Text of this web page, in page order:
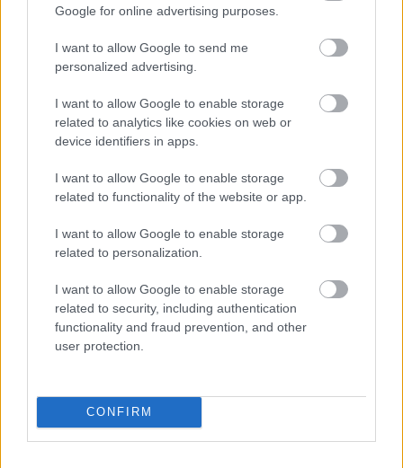
Google for online advertising purposes.
I want to allow Google to send me
personalized advertising.
I want to allow Google to enable storage
related to analytics like cookies on web or
device identifiers in apps.
I want to allow Google to enable storage
related to functionality of the website or app.
I want to allow Google to enable storage
related to personalization.
I want to allow Google to enable storage
related to security, including authentication
functionality and fraud prevention, and other
user protection.
CONFIRM
περισσότερα
|| Αγροτική ανάπτυξη